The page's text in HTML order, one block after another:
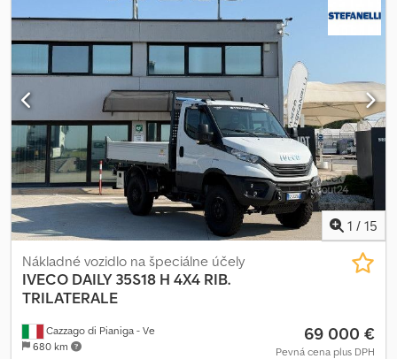
1 / 15
Cazzago di Pianiga - Ve
680 km
Nákladné vozidlo na špeciálne účely
IVECO DAILY 35S18 H 4X4 RIB.
TRILATERALE
69 000 €
Pevná cena plus DPH